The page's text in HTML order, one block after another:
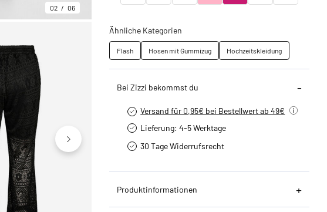
02 06
Ähnliche Kategorien
Flash Hosen mit Gummizug Hochzeitskleidung
Bei Zizzi bekommst du
Versand für 0,95€ bei Bestellwert ab 49€
Lieferung: 4-5 Werktage
30 Tage Widerrufsrecht
Produktinformationen